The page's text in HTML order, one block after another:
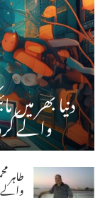
دنیا بھر
والے
طاہر